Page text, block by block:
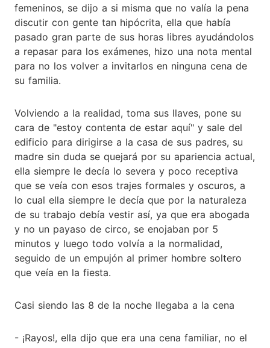
femeninos, se dijo a si misma que no valía la pena
discutir con gente tan hipócrita, ella que había
pasado gran parte de sus horas libres ayudándolos
a repasar para los exámenes, hizo una nota mental
para no los volver a invitarlos en ninguna cena de
su familia.
Volviendo a la realidad, toma sus llaves, pone su
cara de "estoy contenta de estar aquí" y sale del
edificio para dirigirse a la casa de sus padres, su
madre sin duda se quejará por su apariencia actual,
ella siempre le decía lo severa y poco receptiva
que se veía con esos trajes formales y oscuros, a
lo cual ella siempre le decía que por la naturaleza
de su trabajo debía vestir así, ya que era abogada
y no un payaso de circo, se enojaban por 5
minutos y luego todo volvía a la normalidad,
seguido de un empujón al primer hombre soltero
que veía en la fiesta.
Casi siendo las 8 de la noche llegaba a la cena
- ¡Rayos!, ella dijo que era una cena familiar, no el